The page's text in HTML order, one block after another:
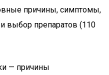
причины, симптомы,
выбор препаратов (110
— причины